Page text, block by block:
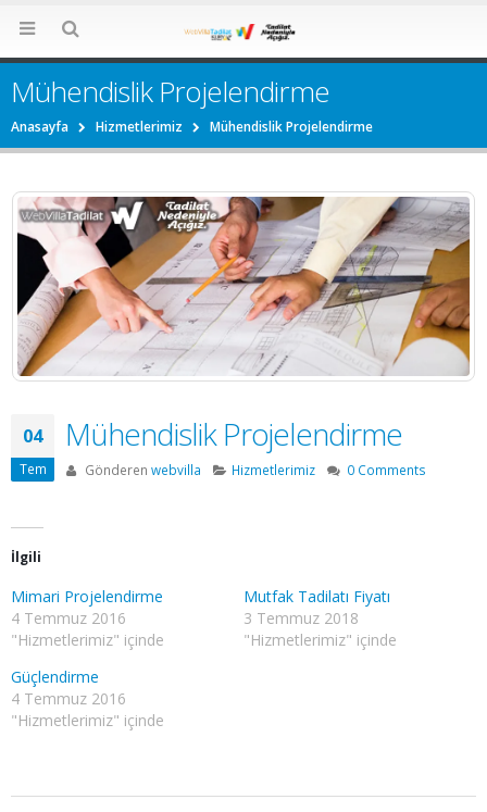
Mühendislik Projelendirme
Anasayfa Hizmetlerimiz Mühendislik Projelendirme
04
Tem
Mühendislik Projelendirme
Gönderen webvilla Hizmetlerimiz 0 Comments
İlgili
Mimari Projelendirme
4 Temmuz 2016
"Hizmetlerimiz" içinde
Mutfak Tadilatı Fiyatı
3 Temmuz 2018
"Hizmetlerimiz" içinde
Güçlendirme
4 Temmuz 2016
"Hizmetlerimiz" içinde